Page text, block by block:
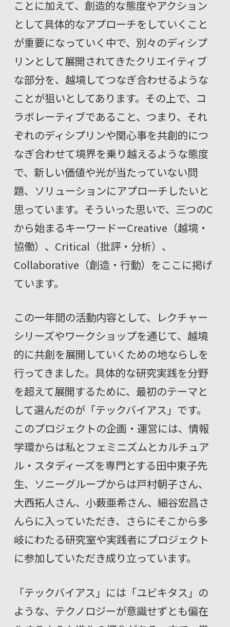
ことに加えて、創造的な態度やアクション
として具体的なアプローチをしていくこと
が重要になっていく中で、別々のディシプ
リンとして展開されてきたクリエイティブ
な部分を、越境してつなぎ合わせるような
ことが狙いとしてあります。その上で、コ
ラボレーティブであること、つまり、それ
ぞれのディシプリンや関心事を共創的につ
なぎ合わせて境界を乗り越えるような態度
で、新しい価値や光が当たっていない問
題、ソリューションにアプローチしたいと
思っています。そういった思いで、三つのC
から始まるキーワードーCreative（越境・
協働）、Critical（批評・分析）、
Collaborative（創造・行動）をここに掲げ
ています。
この一年間の活動内容として、レクチャー
シリーズやワークショップを通じて、越境
的に共創を展開していくための地ならしを
行ってきました。具体的な研究実践を分野
を超えて展開するために、最初のテーマと
して選んだのが「テックバイアス」です。
このプロジェクトの企画・運営には、情報
学環からは私とフェミニズムとカルチュア
ル・スタディーズを専門とする田中東子先
生、ソニーグループからは戸村朝子さん、
大西拓人さん、小薮亜希さん、細谷宏昌さ
んらに入っていただき、さらにそこから多
岐にわたる研究室や実践者にプロジェクト
に参加していただき成り立っています。
「テックバイアス」には「ユビキタス」の
ような、テクノロジーが意識せずとも偏在